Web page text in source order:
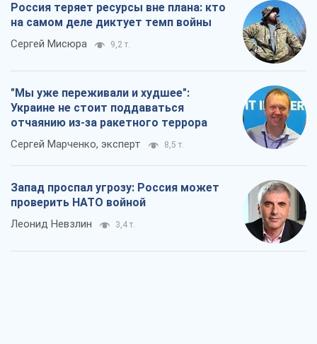
Россия теряет ресурсы вне плана: кто
на самом деле диктует темп войны
Сергей Мисюра 9,2 т.
"Мы уже переживали и худшее":
Украине не стоит поддаваться
отчаянию из-за ракетного террора
Сергей Марченко, эксперт 8,5 т.
Запад проспал угрозу: Россия может
проверить НАТО войной
Леонид Невзлин 3,4 т.